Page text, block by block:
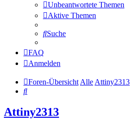
Unbeantwortete Themen
Aktive Themen
Suche
FAQ
Anmelden
Foren-ÜbersichtAlleAttiny2313
Suche
Attiny2313